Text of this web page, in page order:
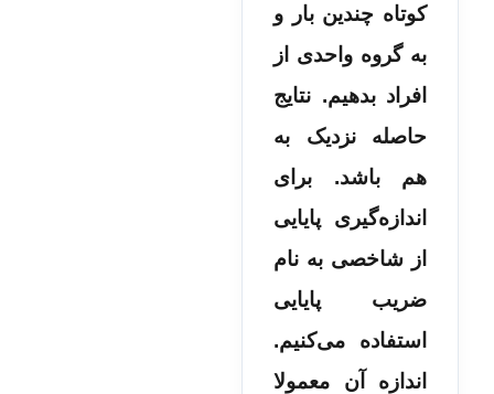
کوتاه چندین بار و
به گروه واحدی از
افراد بدهیم. نتایج
حاصله نزدیک به
هم باشد. برای
اندازه‌گیری پایایی
از شاخصی به نام
ضریب پایایی
استفاده می‌کنیم.
اندازه آن معمولا